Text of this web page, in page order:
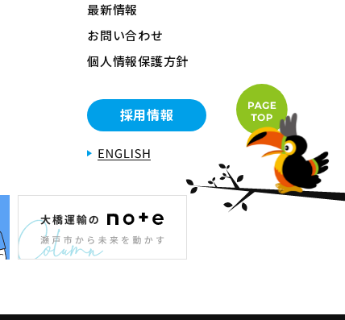
最新情報
お問い合わせ
個人情報保護方針
採用情報